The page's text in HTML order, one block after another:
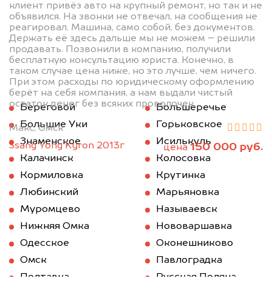
клиент привёз авто на крупный ремонт, но так и не
объявился. На звонки не отвечал, на сообщения не
реагировал. Машина, само собой, без документов.
Держать её здесь дальше мы не можем – решили
продавать. Позвонили в компанию, получили
бесплатную консультацию юриста. Конечно, в
таком случае цена ниже, но это лучше, чем ничего.
При этом расходы по юридическому оформлению
берёт на себя компания, а нам выдали чистый
остаток денег без всяких проволочек.
Макс, Омск
Ssang Yong Kyron 2013г
цена150 000 руб.
Береговой
Большеречье
Большие Уки
Горьковское
Знаменское
Исилькуль
Калачинск
Колосовка
Кормиловка
Крутинка
Любинский
Марьяновка
Муромцево
Называевск
Нижняя Омка
Нововаршавка
Одесское
Оконешниково
Омск
Павлоградка
Полтавка
Русская Поляна